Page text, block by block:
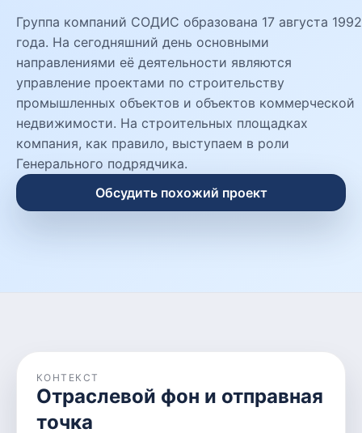
Группа компаний СОДИС образована 17 августа 1992
года. На сегодняшний день основными
направлениями её деятельности являются
управление проектами по строительству
промышленных объектов и объектов коммерческой
недвижимости. На строительных площадках
компания, как правило, выступаем в роли
Генерального подрядчика.
Обсудить похожий проект
КОНТЕКСТ
Отраслевой фон и отправная
точка